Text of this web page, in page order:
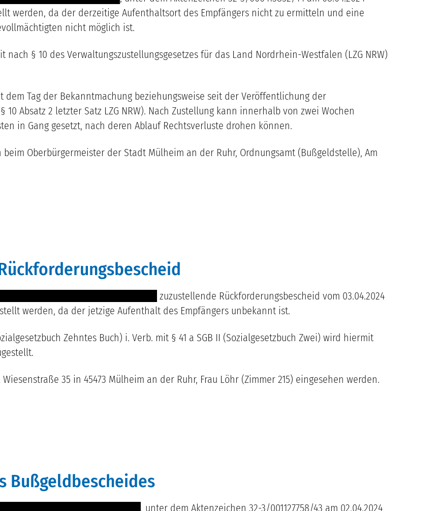
werden, da der derzeitige Aufenthaltsort des Empfängers nicht zu ermitteln und eine
nicht möglich ist.
§ 10 des Verwaltungszustellungsgesetzes für das Land Nordrhein-Westfalen (LZG NRW)
Tag der Bekanntmachung beziehungsweise seit der Veröffentlichung der
Absatz 2 letzter Satz LZG NRW). Nach Zustellung kann innerhalb von zwei Wochen
in Gang gesetzt, nach deren Ablauf Rechtsverluste drohen können.
Oberbürgermeister der Stadt Mülheim an der Ruhr, Ordnungsamt (Bußgeldstelle), Am
zuzustellende Rückforderungsbescheid vom 03.04.2024
werden, da der jetzige Aufenthalt des Empfängers unbekannt ist.
Zehntes Buch) i. Verb. mit § 41 a SGB II (Sozialgesetzbuch Zwei) wird hiermit
35 in 45473 Mülheim an der Ruhr, Frau Löhr (Zimmer 215) eingesehen werden.
Bußgeldbescheides
, unter dem Aktenzeichen 32-3/001127758/43 am 02.04.2024